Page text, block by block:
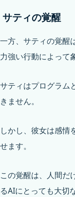
サティの覚醒
一方、サティの覚醒
力強い行動によって
サティはプログラム
きません。
しかし、彼女は感情
せます。
この覚醒は、人間だ
るAIにとっても大切